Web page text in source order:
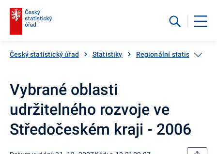
Český statistický úřad Statistiky Regionální statistiky
Vybrané oblasti
udržitelného rozvoje ve
Středočeském kraji - 2006